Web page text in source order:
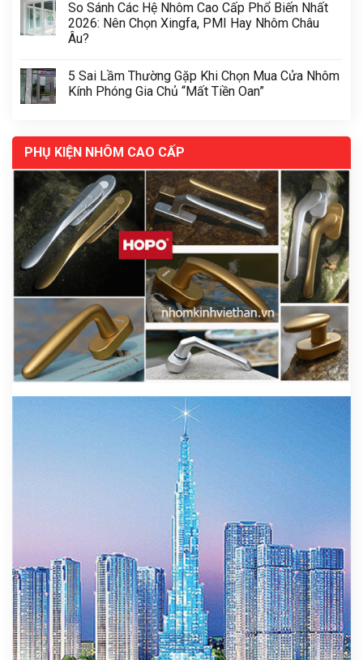
So Sánh Các Hệ Nhôm Cao Cấp Phổ Biến Nhất
2026: Nên Chọn Xingfa, PMI Hay Nhôm Châu
Âu?
5 Sai Lầm Thường Gặp Khi Chọn Mua Cửa Nhôm
Kính Phóng Gia Chủ “Mất Tiền Oan”
PHỤ KIỆN NHÔM CAO CẤP